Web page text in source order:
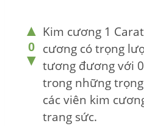
▲
0
▼
Kim cương 1
cương có trọng
tương đương với
trong những
các viên kim
trang sức.